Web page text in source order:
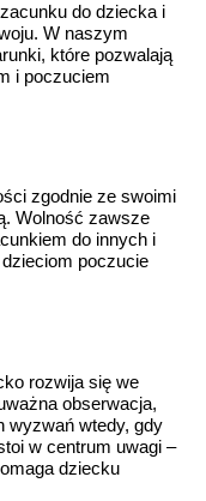
do dziecka i
W naszym
które pozwalają
i poczuciem
zgodnie ze swoimi
Wolność zawsze
do innych i
poczucie
rozwija się we
obserwacja,
wyzwań wtedy, gdy
w centrum uwagi –
dziecku